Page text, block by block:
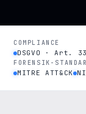
COMPLIANCE
DSGVO · Art.
FORENSIK-
MITRE ATT&CK